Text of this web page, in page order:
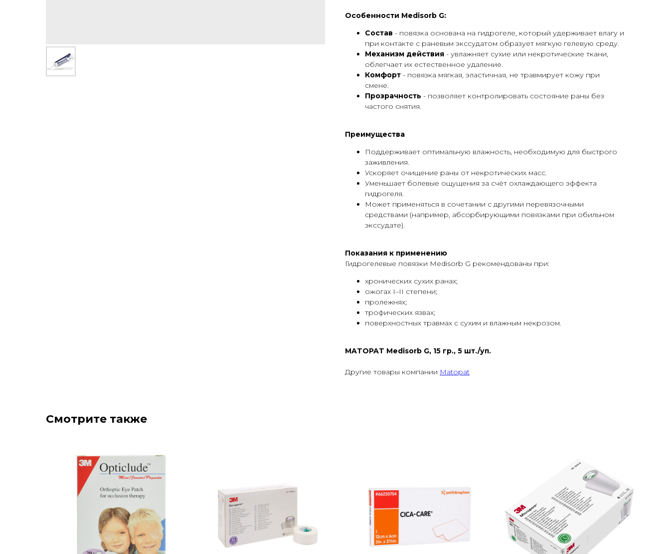
Особенности Medisorb G:
Состав - повязка основана на гидрогеле, который удерживает влагу и
при контакте с раневым экссудатом образует мягкую гелевую среду.
Механизм действия - увлажняет сухие или некротические ткани,
облегчает их естественное удаление.
Комфорт - повязка мягкая, эластичная, не травмирует кожу при
смене.
Прозрачность - позволяет контролировать состояние раны без
частого снятия.
Преимущества
Поддерживает оптимальную влажность, необходимую для быстрого
заживления.
Ускоряет очищение раны от некротических масс.
Уменьшает болевые ощущения за счёт охлаждающего эффекта
гидрогеля.
Может применяться в сочетании с другими перевязочными
средствами (например, абсорбирующими повязками при обильном
экссудате).
Показания к применению
Гидрогелевые повязки Medisorb G рекомендованы при:
хронических сухих ранах;
ожогах I–II степени;
пролежнях;
трофических язвах;
поверхностных травмах с сухим и влажным некрозом.
MATOPAT Medisorb G, 15 гр., 5 шт./уп.
Другие товары компании Matopat
Смотрите также